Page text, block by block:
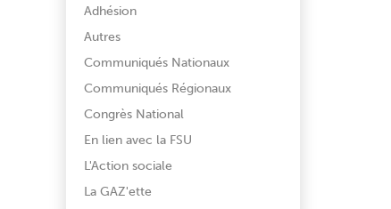
Adhésion
Autres
Communiqués Nationaux
Communiqués Régionaux
Congrès National
En lien avec la FSU
L'Action sociale
La GAZ'ette